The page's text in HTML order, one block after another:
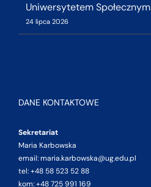
Uniwersytetem Społecznym
24 lipca 2026
DANE KONTAKTOWE
Sekretariat
Maria Karbowska
email: maria.karbowska@ug.edu.pl
tel: +48 58 523 52 88
kom: +48 725 991 169